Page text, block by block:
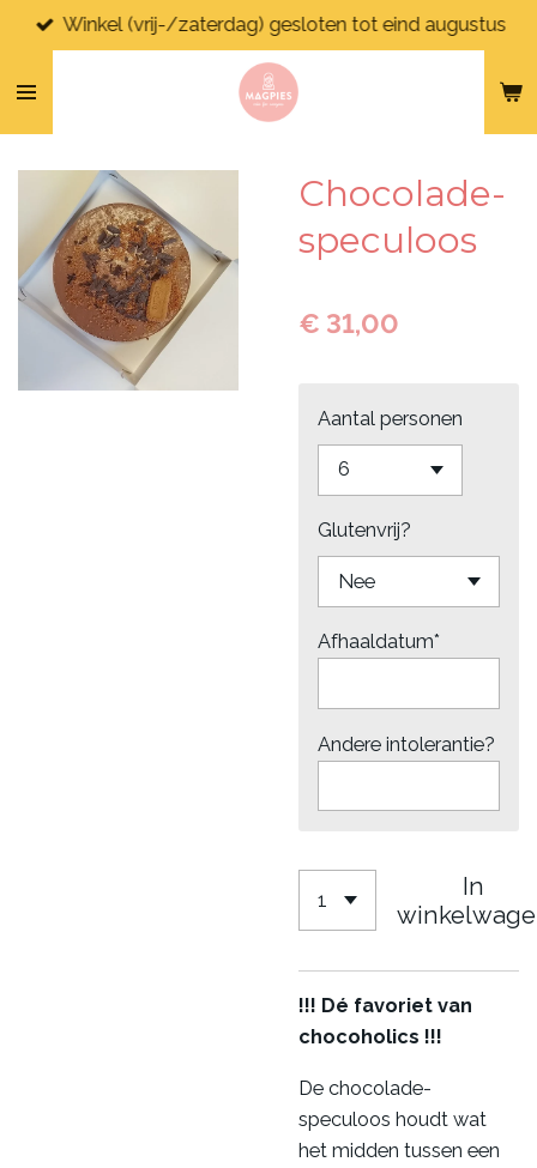
direct
naar
Winkel (vrij-/zaterdag) gesloten tot eind augustus
Chocolade-
speculoos
€ 31,00
Aantal personen
Glutenvrij?
Afhaaldatum*
Andere intolerantie?
In
!!! Dé favoriet van
chocoholics !!!
De chocolade-
speculoos houdt wat
het midden tussen een